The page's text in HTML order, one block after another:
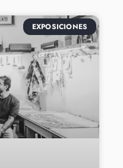
EXPOSICIONES